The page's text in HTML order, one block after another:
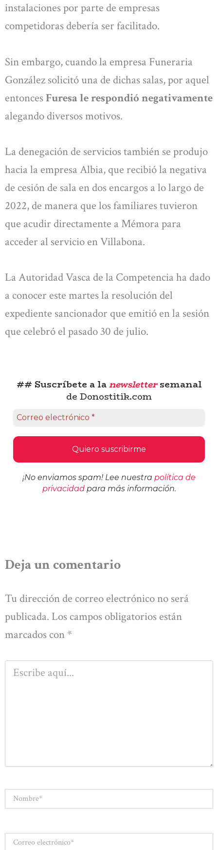
instalaciones por parte de empresas
competidoras debería ser facilitado.
Sin embargo, cuando la empresa Funeraria
González solicitó una de dichas salas, por aquel
entoncesFuresa le respondió negativamente
alegando diversos motivos.
La denegación de servicios también se produjo
hacia la empresa Albia, que recibió la negativa
de cesión de sala en dos encargos a lo largo de
2022, de manera que los familiares tuvieron
que acudir directamente a Mémora para
acceder al servicio en Villabona.
La Autoridad Vasca de la Competencia ha dado
a conocer este martes la resolución del
expediente sancionador que emitió en la sesión
que celebró el pasado 30 de julio.
## Suscríbete a lanewslettersemanal
de Donostitik.com
¡No enviamos spam! Lee nuestra política de
privacidadpara más información.
Deja un comentario
Tu dirección de correo electrónico no será
publicada. Los campos obligatorios están
marcados con *
Escribe
aquí...
Nombre*
Correo
electrónico*